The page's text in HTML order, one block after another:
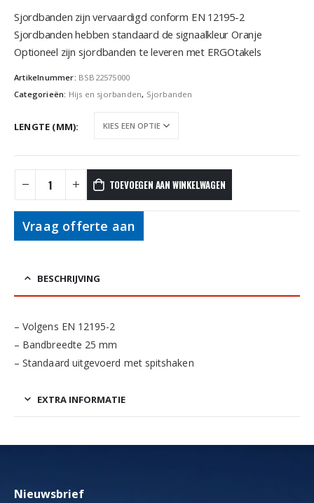
Sjordbanden zijn vervaardigd conform EN 12195-2
Sjordbanden hebben standaard de signaalkleur Oranje
Optioneel zijn sjordbanden te leveren met ERGOtakels
Artikelnummer: BSB22575000
Categorieën: Hijs en sjorbanden, Sjorbanden
LENGTE (MM)
TOEVOEGEN AAN WINKELWAGEN
Vraag offerte aan
BESCHRIJVING
– Volgens EN 12195-2
– Bandbreedte 25 mm
– Standaard uitgevoerd met spitshaken
EXTRA INFORMATIE
Nieuwsbrief